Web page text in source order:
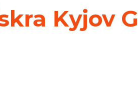
Kyjov G